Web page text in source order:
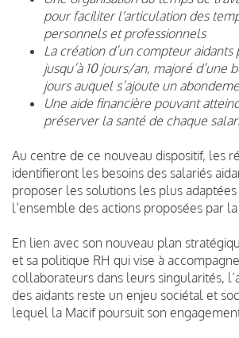
pour faciliter l'articulation des
personnels et professionnels
La création d’un compteur
jusqu’à 10 jours/an, majoré d’une
jours auquel s’ajoute un
Une aide financière pouvant
préserver la santé de chaque
Au centre de ce nouveau dispositif, les
identifieront les besoins des salariés
proposer les solutions les plus
l’ensemble des actions proposées par la
En lien avec son nouveau plan
et sa politique RH qui vise à
collaborateurs dans leurs singularités,
des aidants reste un enjeu sociétal et
lequel la Macif poursuit son